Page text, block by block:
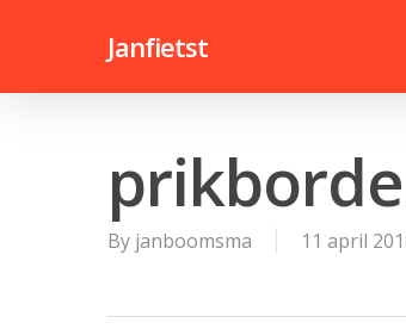
Janfietst
By janboomsma 11 april